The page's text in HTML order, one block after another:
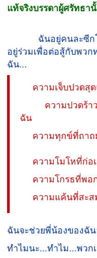
แท้จริงบรรดาผู้ศรัทธา
ฉันอยู่คนละซี
อยู่ร่วมเพื่อต่อสู้กับพว
ฉัน...
ความเจ็บปวดสุ
ความปวดร้าวที่
ฉัน
ความทุกข์ที่ถาถ
ความโมโหที่ก่อเ
ความโกรธที่พอก
ความแค้นที่สะสม
ฉันจะช่วยพี่น้องของฉั
ทำไมนะ...ทำไม...พวก